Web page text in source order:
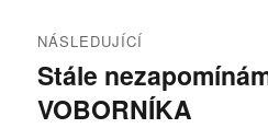
NÁSLEDUJÍCÍ
Následující
příspěvek:
Stále
VOBORNÍKA